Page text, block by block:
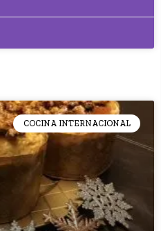
COCINA INTERNACIONAL